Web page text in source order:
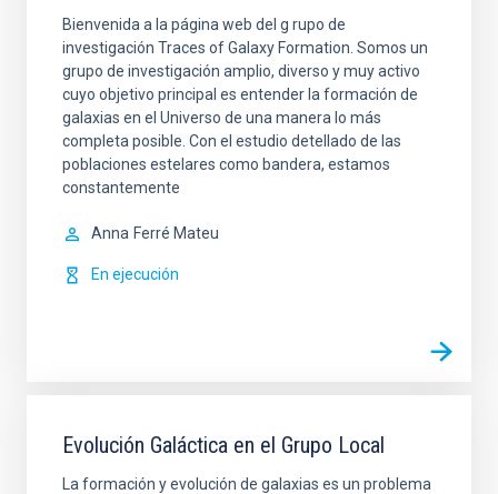
Bienvenida a la página web del g rupo de
investigación Traces of Galaxy Formation. Somos un
grupo de investigación amplio, diverso y muy activo
cuyo objetivo principal es entender la formación de
galaxias en el Universo de una manera lo más
completa posible. Con el estudio detellado de las
poblaciones estelares como bandera, estamos
constantemente
Anna Ferré Mateu
En ejecución
Evolución Galáctica en el Grupo Local
La formación y evolución de galaxias es un problema